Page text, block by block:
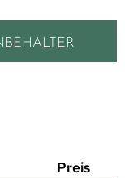
Preis